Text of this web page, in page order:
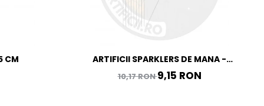
CM
ARTIFICII SPARKLERS DE MANA -
STELUTE DE BRAD 28 CM - SET 10 BUC
10,17 RON9,15 RON